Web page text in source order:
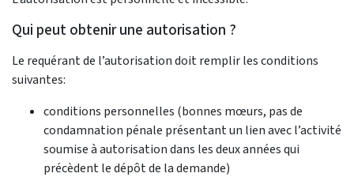
Qui peut obtenir une autorisation ?
Le requérant de l’autorisation doit remplir les conditions
suivantes:
conditions personnelles (bonnes mœurs, pas de
condamnation pénale présentant un lien avec l’activité
soumise à autorisation dans les deux années qui
précèdent le dépôt de la demande)